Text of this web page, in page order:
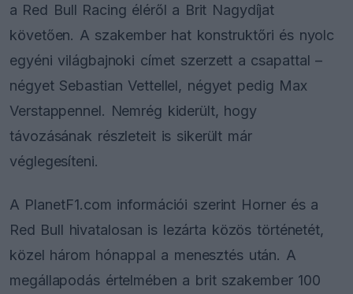
a Red Bull Racing éléről a Brit Nagydíjat
követően. A szakember hat konstruktőri és nyolc
egyéni világbajnoki címet szerzett a csapattal –
négyet Sebastian Vettellel, négyet pedig Max
Verstappennel. Nemrég kiderült, hogy
távozásának részleteit is sikerült már
véglegesíteni.
A PlanetF1.com információi szerint Horner és a
Red Bull hivatalosan is lezárta közös történetét,
közel három hónappal a menesztés után. A
megállapodás értelmében a brit szakember 100